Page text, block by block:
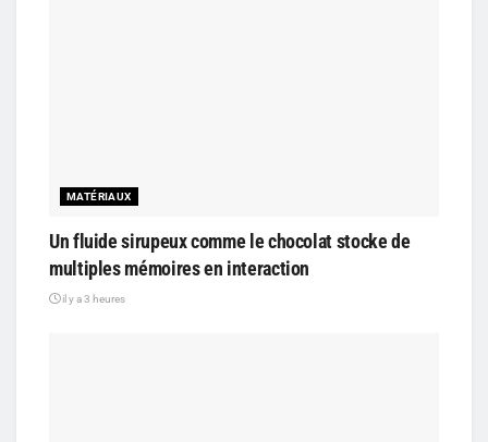
MATÉRIAUX
Un fluide sirupeux comme le chocolat stocke de
multiples mémoires en interaction
il y a 3 heures